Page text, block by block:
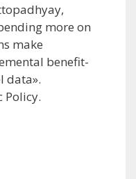
more on
make
benefit-
data».
Policy.